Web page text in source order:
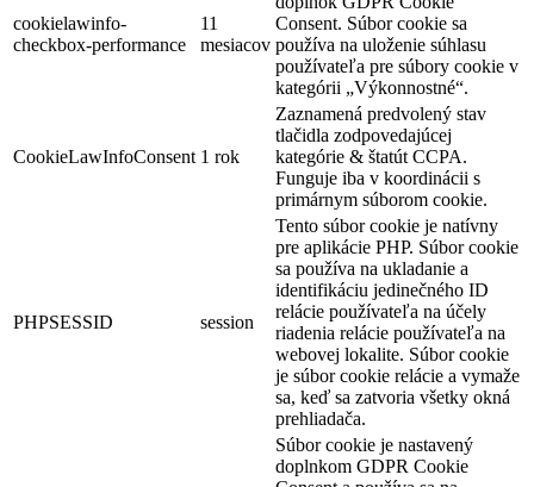
cookielawinfo-
checkbox-performance
11
mesiacov
Consent. Súbor cookie sa
používa na uloženie súhlasu
používateľa pre súbory cookie v
kategórii „Výkonnostné“.
CookieLawInfoConsent 1 rok
Zaznamená predvolený stav
tlačidla zodpovedajúcej
kategórie & štatút CCPA.
Funguje iba v koordinácii s
primárnym súborom cookie.
PHPSESSID session
Tento súbor cookie je natívny
pre aplikácie PHP. Súbor cookie
sa používa na ukladanie a
identifikáciu jedinečného ID
relácie používateľa na účely
riadenia relácie používateľa na
webovej lokalite. Súbor cookie
je súbor cookie relácie a vymaže
sa, keď sa zatvoria všetky okná
prehliadača.
Súbor cookie je nastavený
doplnkom GDPR Cookie